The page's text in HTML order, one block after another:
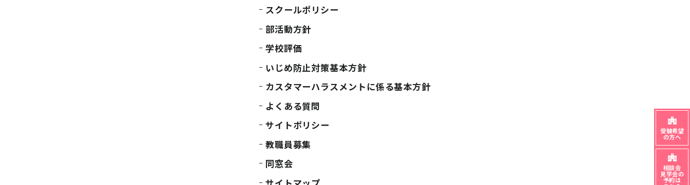
スクールポリシー
部活動方針
学校評価
いじめ防止対策基本方針
カスタマーハラスメントに係る基本方針
よくある質問
サイトポリシー
教職員募集
同窓会
受験希望
の方へ
相談会
見学会の
予約は